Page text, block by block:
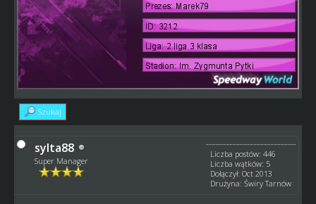
Szukaj
sylta88
Super Manager
Liczba postów: 446
Liczba wątków: 5
Dołączył: Oct 2013
Drużyna: Świry Tarnów